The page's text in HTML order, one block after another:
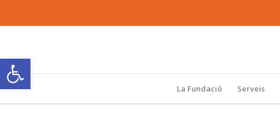
Obre la barra d'eines
La Fundació Serveis